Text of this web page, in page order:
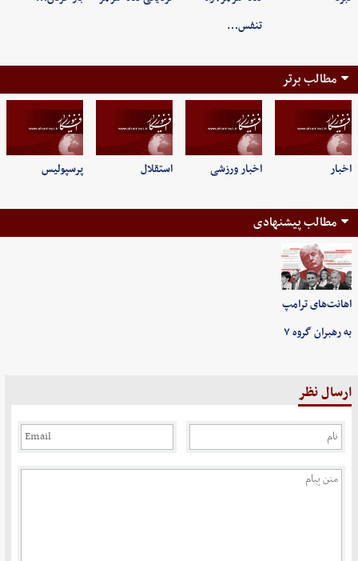
تنفس…
مطالب برتر
اخبار اخبار ورزشی استقلال پرسپولیس
مطالب پیشنهادی
اهانت‌های ترامپ
به رهبران گروه ۷
ارسال نظر